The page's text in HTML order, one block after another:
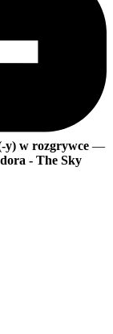
y) w rozgrywce —
- The Sky